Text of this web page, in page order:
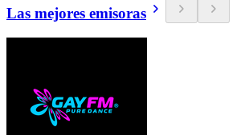
Las mejores emisoras